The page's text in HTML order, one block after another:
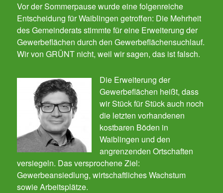
Vor der Sommerpause wurde eine folgenreiche
Entscheidung für Waiblingen getroffen: Die Mehrheit
des Gemeinderats stimmte für eine Erweiterung der
Gewerbeflächen durch den Gewerbeflächensuchlauf.
Wir von GRÜNT nicht, weil wir sagen, das ist falsch.
Die Erweiterung der
Gewerbeflächen heißt, dass
wir Stück für Stück auch noch
die letzten vorhandenen
kostbaren Böden in
Waiblingen und den
angrenzenden Ortschaften
versiegeln. Das versprochene Ziel:
Gewerbeansiedlung, wirtschaftliches Wachstum
sowie Arbeitsplätze.